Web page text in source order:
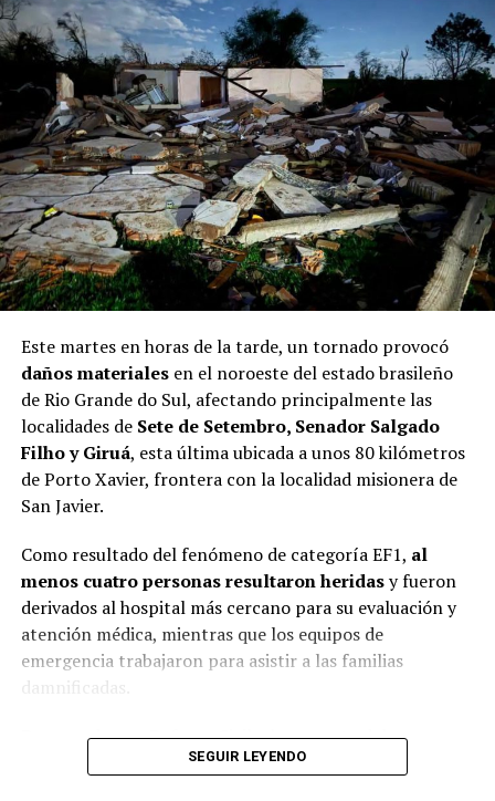
Este martes en horas de la tarde, un tornado provocó
daños materialesen el noroeste del estado brasileño
de Rio Grande do Sul, afectando principalmente las
localidades de Sete de Setembro, Senador Salgado
Filho y Giruá, esta última ubicada a unos 80 kilómetros
de Porto Xavier, frontera con la localidad misionera de
San Javier.
Como resultado del fenómeno de categoría EF1, al
menos cuatro personas resultaron heridasy fueron
derivados al hospital más cercano para su evaluación y
atención médica, mientras que los equipos de
emergencia trabajaron para asistir a las familias
damnificadas.
De acuerdo con Defensa Civil, al momento del
relevamiento, una de las víctimas aún aguardaba la
SEGUIR LEYENDO